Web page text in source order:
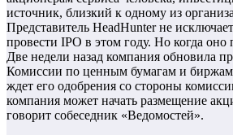
источник, близкий к одному из
Представитель HeadHunter не
провести IPO в этом году. Но когда оно
Две недели назад компания обновила
Комиссии по ценным бумагам и
ждет его одобрения со стороны
компания может начать размещение
говорит собеседник «Ведомостей».